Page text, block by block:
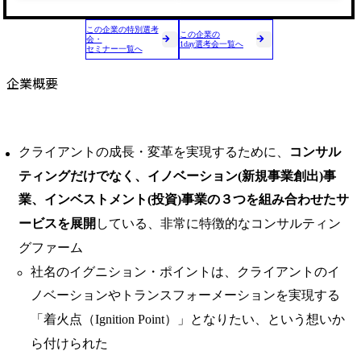
この企業の特別選考
会・
セミナー一覧へ
この企業の
1day選考会一覧へ
企業概要
クライアントの成長・変革を実現するために、
コンサル
ティングだけでなく、イノベーション(新規事業創出)事
業、インベストメント(投資)事業の３つを組み合わせたサ
ービスを展開 している、非常に特徴的なコンサルティン
グファーム
社名のイグニション・ポイントは、クライアントのイ
ノベーションやトランスフォーメーションを実現する
「着火点（Ignition Point）」となりたい、という想いか
ら付けられた